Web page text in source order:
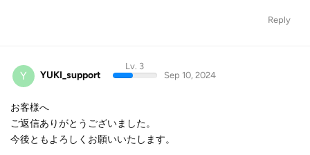
Reply
Y YUKI_support
Lv. 3
Sep 10, 2024
お客様へ
ご返信ありがとうございました。
今後ともよろしくお願いいたします。